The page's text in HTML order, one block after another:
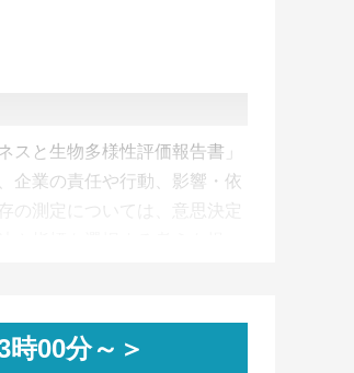
と生物多様性評価報告書」
企業の責任や行動、影響・依
の測定については、意思決定
00分～＞